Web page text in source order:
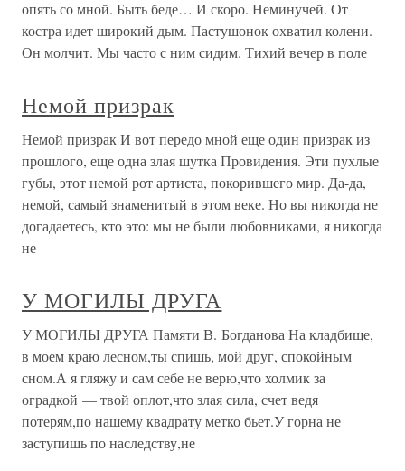
опять со мной. Быть беде… И скоро. Неминучей. От
костра идет широкий дым. Пастушонок охватил колени.
Он молчит. Мы часто с ним сидим. Тихий вечер в поле
Немой призрак
Немой призрак И вот передо мной еще один призрак из
прошлого, еще одна злая шутка Провидения. Эти пухлые
губы, этот немой рот артиста, покорившего мир. Да-да,
немой, самый знаменитый в этом веке. Но вы никогда не
догадаетесь, кто это: мы не были любовниками, я никогда
не
У МОГИЛЫ ДРУГА
У МОГИЛЫ ДРУГА Памяти В. Богданова На кладбище,
в моем краю лесном,ты спишь, мой друг, спокойным
сном.А я гляжу и сам себе не верю,что холмик за
оградкой — твой оплот,что злая сила, счет ведя
потерям,по нашему квадрату метко бьет.У горна не
заступишь по наследству,не